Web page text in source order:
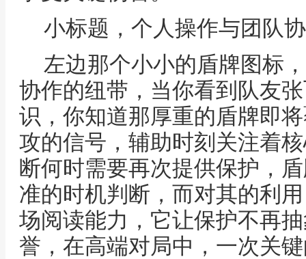
小标题，个人操作与团队
左边那个小小的盾牌图标
协作的纽带，当你看到队友
识，你知道那厚重的盾牌即
攻的信号，辅助时刻关注着
断何时需要再次提供保护，
准的时机判断，而对其的利
场阅读能力，它让保护不再
誉，在高端对局中，一次关